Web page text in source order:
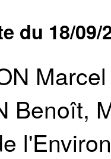
du 18/09/
Marcel
Benoît,